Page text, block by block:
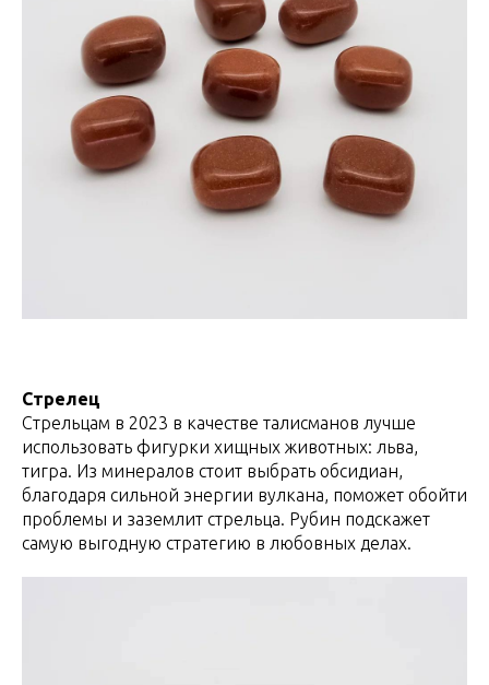
Стрелец
Стрельцам в 2023 в качестве талисманов лучше
использовать фигурки хищных животных: льва,
тигра. Из минералов стоит выбрать обсидиан,
благодаря сильной энергии вулкана, поможет обойти
проблемы и заземлит стрельца. Рубин подскажет
самую выгодную стратегию в любовных делах.